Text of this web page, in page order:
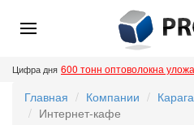
Цифра дня 600 тонн оптоволокна
Главная Компании
Интернет-кафе